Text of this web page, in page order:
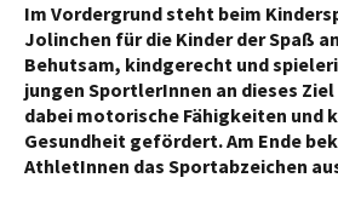
Im Vordergrund steht beim
Jolinchen für die Kinder der Spaß
Behutsam, kindgerecht und
jungen SportlerInnen an dieses
dabei motorische Fähigkeiten und
Gesundheit gefördert. Am Ende
AthletInnen das Sportabzeichen